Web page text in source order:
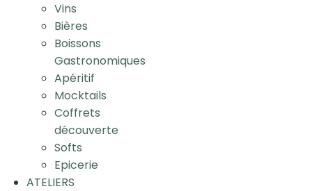
Vins
Bières
Boissons
Gastronomiques
Apéritif
Mocktails
Coffrets
découverte
Softs
Epicerie
ATELIERS